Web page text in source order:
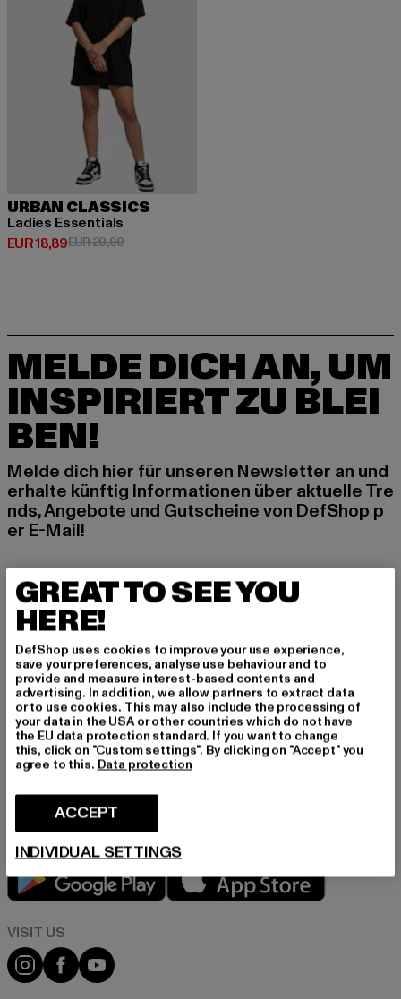
URBAN CLASSICS
Ladies Essentials
EUR 18,89
Derzeitiger Preis: EUR 18,89
EUR 29,99Aktionspreis: EUR 29,99
MELDE DICH AN, UM
INSPIRIERT ZU BLEI
BEN!
Melde dich hier für unseren Newsletter an und
erhalte künftig Informationen über aktuelle Tre
nds, Angebote und Gutscheine von DefShop p
er E-Mail!
An welchen Produkten bist du interessiert?
MÄNNER
E-MAIL
ANMELDEN
Informationen dazu, wie DefShop mit Deinen Daten umgeht, findest Du
abmelden.Datenschutzerklärung lesen.
Visit our Instagram page:
Visit our Facebook page:
Visit our YouTube channel:
GREAT TO SEE YOU
HERE!
DefShop uses cookies to improve your use experience,
save your preferences, analyse use behaviour and to
provide and measure interest-based contents and
advertising. In addition, we allow partners to extract data
or to use cookies. This may also include the processing of
your data in the USA or other countries which do not have
the EU data protection standard. If you want to change
this, click on "Custom settings". By clicking on "Accept" you
agree to this. Data protection
ACCEPT
INDIVIDUAL SETTINGS